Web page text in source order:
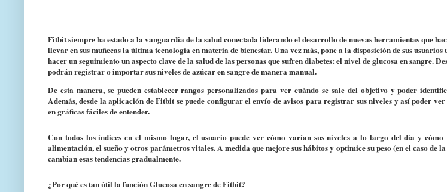
Fitbit siempre ha estado a la vanguardia de la salud conectada liderando el desarrollo de nuevas herramientas que
llevar en sus muñecas la última tecnología en materia de bienestar. Una vez más, pone a la disposición de sus
hacer un seguimiento un aspecto clave de la salud de las personas que sufren diabetes: el nivel de glucosa en sangre.
podrán registrar o importar sus niveles de azúcar en sangre de manera manual.
De esta manera, se pueden establecer rangos personalizados para ver cuándo se sale del objetivo y poder
Además, desde la aplicación de Fitbit se puede configurar el envío de avisos para registrar sus niveles y así poder
en gráficas fáciles de entender.
Con todos los índices en el mismo lugar, el usuario puede ver cómo varían sus niveles a lo largo del día y
alimentación, el sueño y otros parámetros vitales. A medida que mejore sus hábitos y optimice su peso (en el caso de
cambian esas tendencias gradualmente.
¿Por qué es tan útil la función Glucosa en sangre de Fitbit?